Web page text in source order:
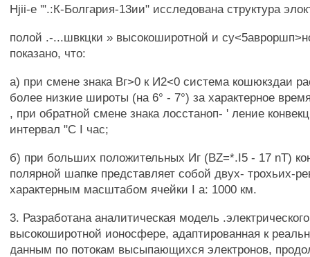
Hjii-e '".:К-Болгария-13ии" исследована структура
полой .-...швкцки » высокоширотной и
показано, что:
а) при смене знака Вг>0 к И2<0 система кошюкздаи
более низкие широты (на 6° - 7°) за характерное
, при обратной смене знака лосстаноп- ' ление
интервал "С I час;
б) при больших положительных Иг (BZ=*.I5 - 17 nT)
полярной шапке представляет собой двух- трохьих-
характерным масштабом ячейки I а: 1000 км.
3. Разработана аналитическая модель
высокоширотной ионосфере, адаптированная к
данным по потокам высыпающихся электронов,